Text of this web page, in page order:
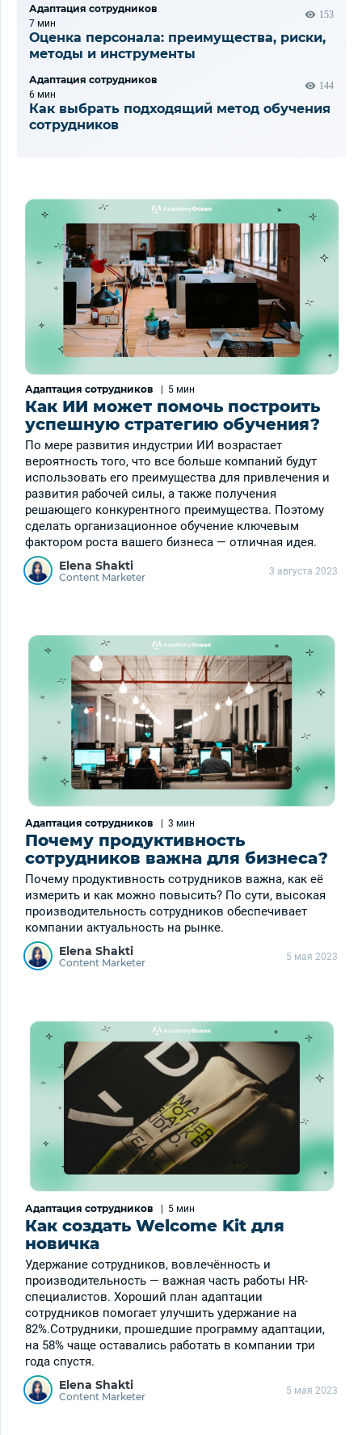
Адаптация сотрудников
7 мин
153
Оценка персонала: преимущества, риски,
методы и инструменты
Адаптация сотрудников
6 мин
144
Как выбрать подходящий метод обучения
сотрудников
Адаптация сотрудников 5 мин
Как ИИ может помочь построить
успешную стратегию обучения?
По мере развития индустрии ИИ возрастает
вероятность того, что все больше компаний будут
использовать его преимущества для привлечения и
развития рабочей силы, а также получения
решающего конкурентного преимущества. Поэтому
сделать организационное обучение ключевым
фактором роста вашего бизнеса — отличная идея.
Elena Shakti
Content Marketer 3 августа 2023
Адаптация сотрудников 3 мин
Почему продуктивность
сотрудников важна для бизнеса?
Почему продуктивность сотрудников важна, как её
измерить и как можно повысить? По сути, высокая
производительность сотрудников обеспечивает
компании актуальность на рынке.
Elena Shakti
Content Marketer 5 мая 2023
Адаптация сотрудников 5 мин
Как создать Welcome Kit для
новичка
Удержание сотрудников, вовлечённость и
производительность — важная часть работы HR-
специалистов. Хороший план адаптации
сотрудников помогает улучшить удержание на
82%.Сотрудники, прошедшие программу адаптации,
на 58% чаще оставались работать в компании три
года спустя.
Elena Shakti
Content Marketer 5 мая 2023